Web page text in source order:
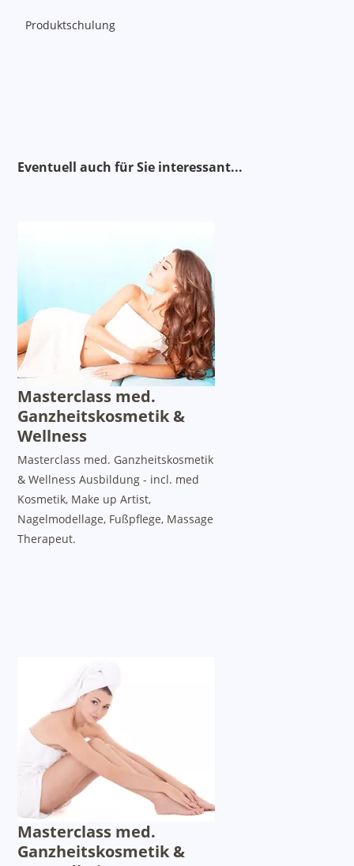
Produktschulung
Alternativen
Eventuell auch für Sie interessant...
Masterclass med.
Ganzheitskosmetik &
Wellness
Masterclass med. Ganzheitskosmetik
& Wellness Ausbildung - incl. med
Kosmetik, Make up Artist,
Nagelmodellage, Fußpflege, Massage
Therapeut.
Masterclass med.
Ganzheitskosmetik &